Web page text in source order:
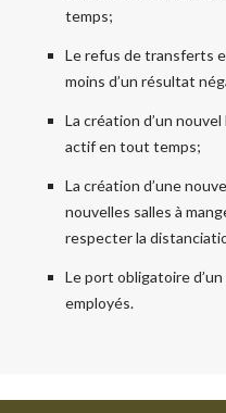
temps;
Le refus de transferts
moins d’un résultat
La création d’un
actif en tout temps;
La création d’une
nouvelles salles à
respecter la
Le port obligatoire
employés.